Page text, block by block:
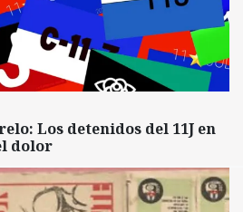
Los detenidos del 11J en
dolor